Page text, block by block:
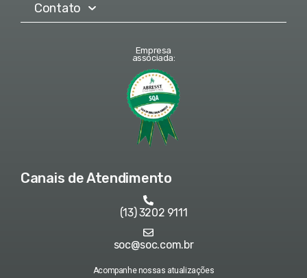
Contato
Empresa
associada:
Canais de Atendimento
(13) 3202 9111
soc@soc.com.br
Acompanhe nossas atualizações